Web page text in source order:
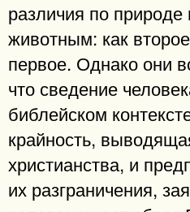
различия по
животным: как
первое. Однако они
что сведение
библейском
крайность,
христианства, и
их разграничения,